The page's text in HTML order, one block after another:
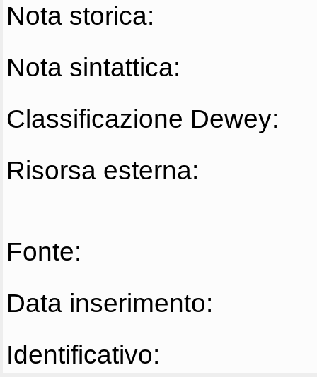
Nota storica:
Nota sintattica:
Classificazione Dewey:
Risorsa esterna:
Fonte:
Data inserimento:
Identificativo: